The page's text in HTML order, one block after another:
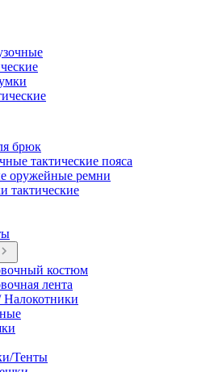
брюк
тактические пояса
оружейные ремни
тактические
костюм
лента
Тенты